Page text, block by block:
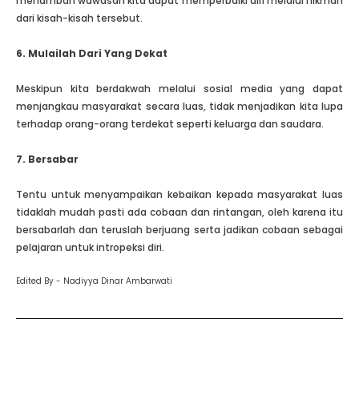
dari kisah-kisah tersebut.
6. Mulailah Dari Yang Dekat
Meskipun kita berdakwah melalui sosial media yang dapat
menjangkau masyarakat secara luas, tidak menjadikan kita lupa
terhadap orang-orang terdekat seperti keluarga dan saudara.
7. Bersabar
Tentu untuk menyampaikan kebaikan kepada masyarakat luas
tidaklah mudah pasti ada cobaan dan rintangan, oleh karena itu
bersabarlah dan teruslah berjuang serta jadikan cobaan sebagai
pelajaran untuk intropeksi diri.
Edited By - Nadiyya Dinar Ambarwati